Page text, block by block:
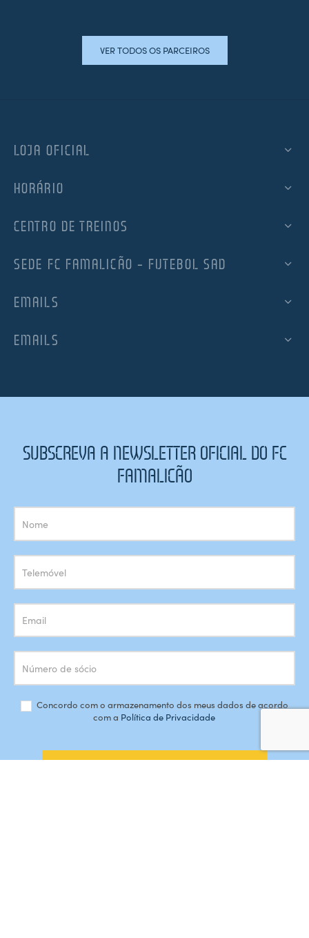
VER TODOS OS PARCEIROS
LOJA OFICIAL
HORÁRIO
CENTRO DE TREINOS
SEDE FC FAMALICÃO – FUTEBOL SAD
EMAILS
EMAILS
SUBSCREVA A NEWSLETTER OFICIAL DO FC
FAMALICÃO
Subscrição
Newsletter
Concordo com o armazenamento dos meus dados de acordo
com a Política de Privacidade